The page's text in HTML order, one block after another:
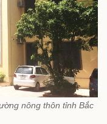
nông thôn tỉnh Bắc